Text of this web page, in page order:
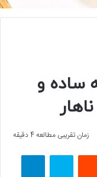
ساده و
زمان تقریبی مطالعه 4 دقیقه
اسکایپ